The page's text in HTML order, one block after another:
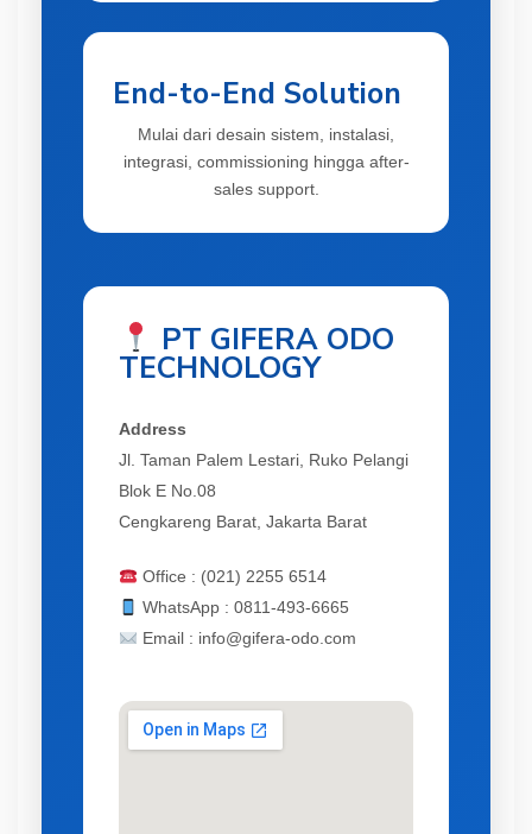
End-to-End Solution
Mulai dari desain sistem, instalasi,
integrasi, commissioning hingga after-
sales support.
PT GIFERA ODO
TECHNOLOGY
Address
Jl. Taman Palem Lestari, Ruko Pelangi
Blok E No.08
Cengkareng Barat, Jakarta Barat
Office : (021) 2255 6514
WhatsApp : 0811-493-6665
Email : info@gifera-odo.com